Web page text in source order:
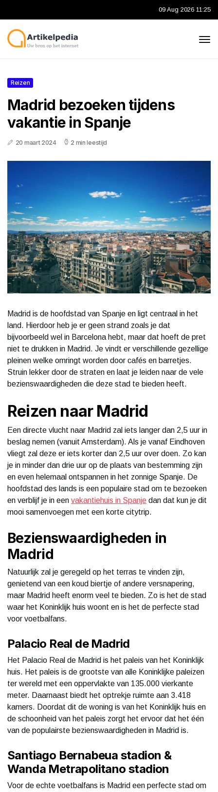
09 Aug 2026 11:25
Reizen
Madrid bezoeken tijdens
vakantie in Spanje
20 maart 2024 2 min leestijd
Madrid is de hoofdstad van Spanje en ligt centraal in het
land. Hierdoor heb je er geen strand zoals je dat
bijvoorbeeld wel in Barcelona hebt, maar dat hoeft de pret
niet te drukken in Madrid. Je vindt er verschillende gezellige
pleinen welke omringt worden door cafés en barretjes.
Struin lekker door de straten en laat je leiden naar de vele
bezienswaardigheden die deze stad te bieden heeft.
Reizen naar Madrid
Een directe vlucht naar Madrid zal iets langer dan 2,5 uur in
beslag nemen (vanuit Amsterdam). Als je vanaf Eindhoven
vliegt zal deze er iets korter dan 2,5 uur over doen. Zo kan
je in minder dan drie uur op de plaats van bestemming zijn
en even helemaal ontspannen in het zonnige Spanje. De
hoofdstad des lands is een populaire stad om te bezoeken
en verblijf je in een vakantiehuis in Spanje dan dat kun je dit
mooi samenvoegen met een korte citytrip.
Bezienswaardigheden in
Madrid
Natuurlijk zal je geregeld op het terras te vinden zijn,
genietend van een koud biertje of andere versnapering,
maar Madrid heeft enorm veel te bieden. Zo is het de stad
waar het Koninklijk huis woont en is het de perfecte stad
voor voetbalfans.
Palacio Real de Madrid
Het Palacio Real de Madrid is het paleis van het Koninklijk
huis. Het paleis is de grootste van alle Koninklijke paleizen
ter wereld met een oppervlakte van 135.000 vierkante
meter. Daarnaast biedt het optrekje ruimte aan 3.418
kamers. Doordat dit de woning is van het Koninklijk huis en
de schoonheid van het paleis zorgt het ervoor dat het één
van de populairste bezienswaardigheden in Madrid is.
Santiago Bernabeua stadion &
Wanda Metrapolitano stadion
Voor de echte voetbalfans is Madrid een perfecte stad om